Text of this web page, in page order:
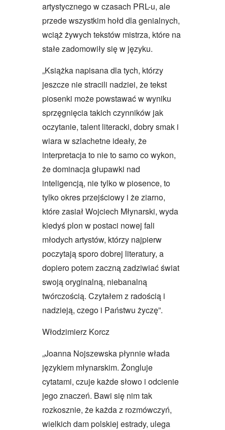
artystycznego w czasach PRL-u, ale
przede wszystkim hołd dla genialnych,
wciąż żywych tekstów mistrza, które na
stałe zadomowiły się w języku.
„Książka napisana dla tych, którzy
jeszcze nie stracili nadziei, że tekst
piosenki może powstawać w wyniku
sprzęgnięcia takich czynników jak
oczytanie, talent literacki, dobry smak i
wiara w szlachetne ideały, że
interpretacja to nie to samo co wykon,
że dominacja głupawki nad
inteligencją, nie tylko w piosence, to
tylko okres przejściowy i że ziarno,
które zasiał Wojciech Młynarski, wyda
kiedyś plon w postaci nowej fali
młodych artystów, którzy najpierw
poczytają sporo dobrej literatury, a
dopiero potem zaczną zadziwiać świat
swoją oryginalną, niebanalną
twórczością. Czytałem z radością i
nadzieją, czego i Państwu życzę”.
Włodzimierz Korcz
„Joanna Nojszewska płynnie włada
językiem młynarskim. Żongluje
cytatami, czuje każde słowo i odcienie
jego znaczeń. Bawi się nim tak
rozkosznie, że każda z rozmówczyń,
wielkich dam polskiej estrady, ulega